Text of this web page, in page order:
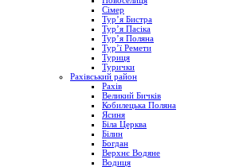
Сімер
Тур’я Бистра
Тур’я Пасіка
Тур’я Поляна
Тур’ї Ремети
Туриця
Турички
Рахівський район
Рахів
Великий Бичків
Кобилецька Поляна
Ясиня
Біла Церква
Білин
Богдан
Верхнє Водяне
Водиця